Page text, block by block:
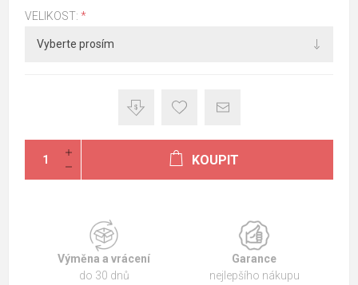
VELIKOST: *
KOUPIT
Výměna a vrácení
do 30 dnů
Garance
nejlepšího nákupu